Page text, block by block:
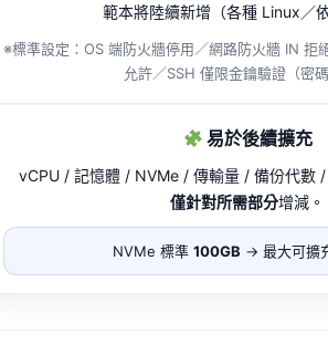
範本將陸續新增（各種 Linux／
※標準設定：OS 端防火牆停用／網路防火牆 IN 拒
允許／SSH 僅限金鑰驗證（密碼
易於後續擴充
vCPU / 記憶體 / NVMe / 傳輸量 / 備份代數
僅針對所需部分增減。
NVMe 標準 100GB → 最大可擴